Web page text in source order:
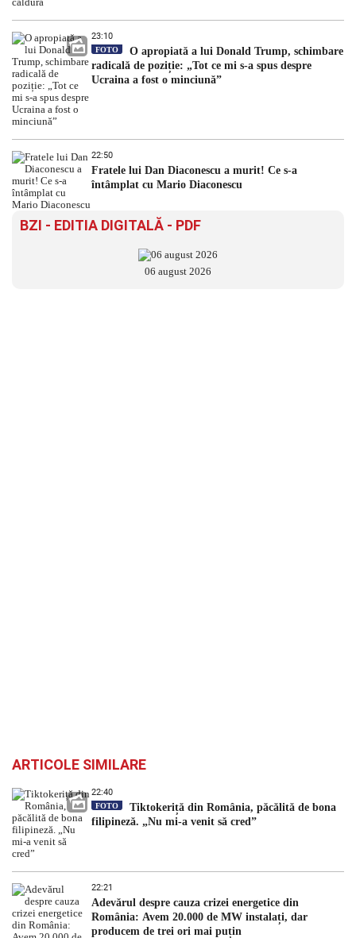
23:10
FOTO
O apropiată a lui Donald Trump, schimbare
radicală de poziție: „Tot ce mi s-a spus despre
Ucraina a fost o minciună”
22:50
Fratele lui Dan Diaconescu a murit! Ce s-a
întâmplat cu Mario Diaconescu
BZI - EDITIA DIGITALĂ - PDF
06 august 2026
ARTICOLE SIMILARE
22:40
FOTO
Tiktokeriță din România, păcălită de bona
filipineză. „Nu mi-a venit să cred”
22:21
Adevărul despre cauza crizei energetice din
România: Avem 20.000 de MW instalați, dar
producem de trei ori mai puțin